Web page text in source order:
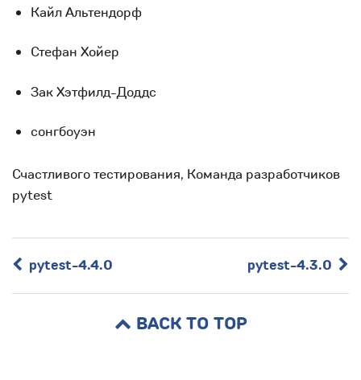
Кайл Альтендорф
Стефан Хойер
Зак Хэтфилд-Доддс
сонгбоуэн
Счастливого тестирования, Команда разработчиков
pytest
pytest-4.4.0 pytest-4.3.0
BACK TO TOP